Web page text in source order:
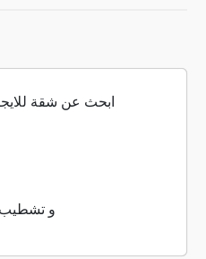
ابحث عن شقة
و تشطيب